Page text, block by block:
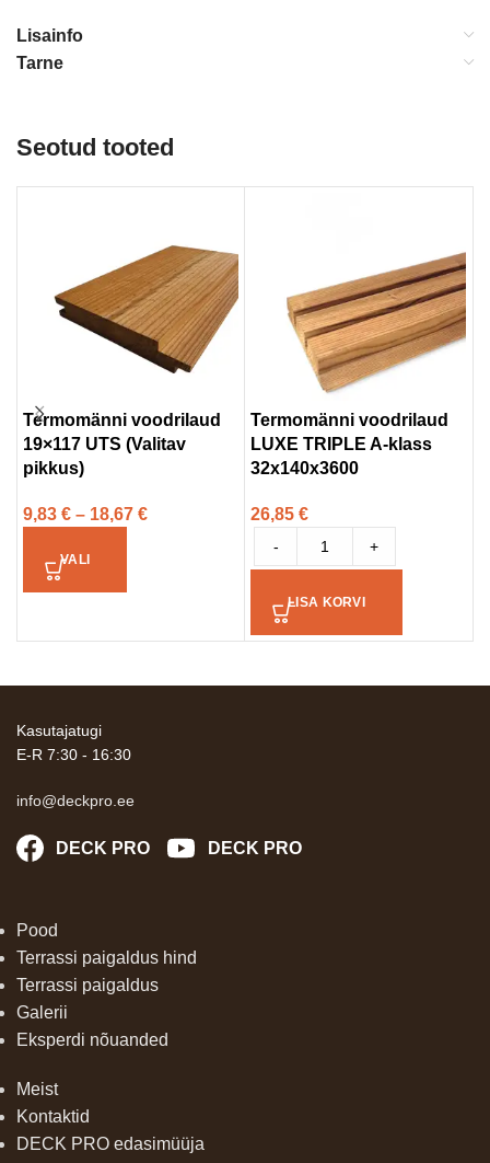
Lisainfo
Tarne
Seotud tooted
Termomänni voodrilaud
19×117 UTS (Valitav
pikkus)
9,83 € – 18,67 €
VALI
Termomänni voodrilaud
LUXE TRIPLE A-klass
32x140x3600
26,85 €
- +
LISA KORVI
Kasutajatugi
E-R 7:30 - 16:30
info@deckpro.ee
DECK PRO DECK PRO
Pood
Terrassi paigaldus hind
Terrassi paigaldus
Galerii
Eksperdi nõuanded
Meist
Kontaktid
DECK PRO edasimüüja